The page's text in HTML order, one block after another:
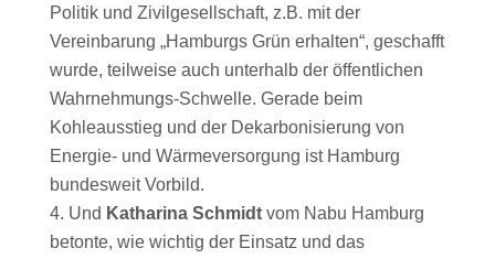
Politik und Zivilgesellschaft, z.B. mit der
Vereinbarung „Hamburgs Grün erhalten“, geschafft
wurde, teilweise auch unterhalb der öffentlichen
Wahrnehmungs-Schwelle. Gerade beim
Kohleausstieg und der Dekarbonisierung von
Energie- und Wärmeversorgung ist Hamburg
bundesweit Vorbild.
Und Katharina Schmidt vom Nabu Hamburg
betonte, wie wichtig der Einsatz und das